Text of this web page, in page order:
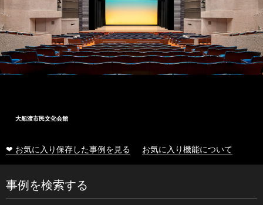
大船渡市民文化会館
❤ お気に入り保存した事例を見る お気に入り機能について
事例を検索する